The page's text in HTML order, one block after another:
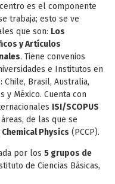
es el componente
trabaja; esto se ve
que son: Los
y Artículos
. Tiene convenios
e Institutos en
Brasil, Australia,
y México. Cuenta con
ISI/SCOPUS
de las que se
Physics (PCCP).
por los 5 grupos de
de Ciencias Básicas,